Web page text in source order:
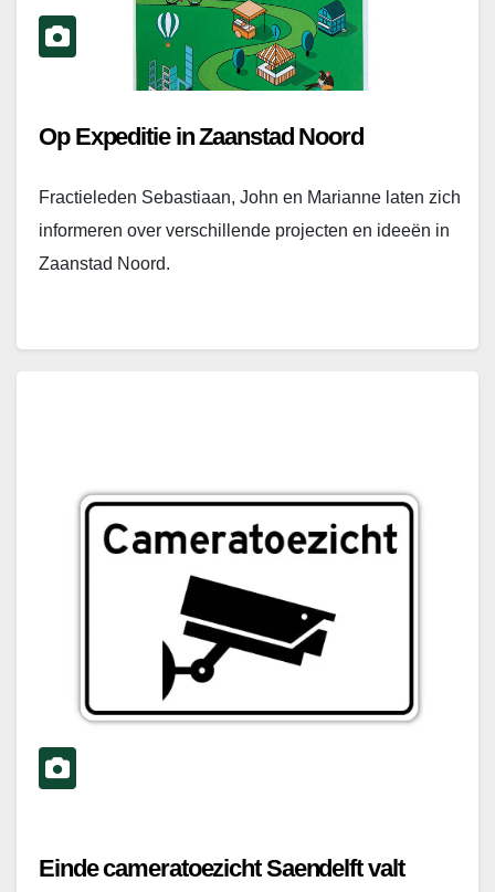
Op Expeditie in Zaanstad Noord
Fractieleden Sebastiaan, John en Marianne laten zich
informeren over verschillende projecten en ideeën in
Zaanstad Noord.
Einde cameratoezicht Saendelft valt